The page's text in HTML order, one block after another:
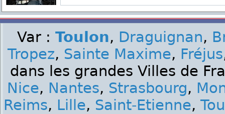
Var : Toulon, Draguignan,
Tropez, Sainte Maxime, Fréjus
dans les grandes Villes de
Nice, Nantes, Strasbourg,
Reims, Lille, Saint-Etienne,